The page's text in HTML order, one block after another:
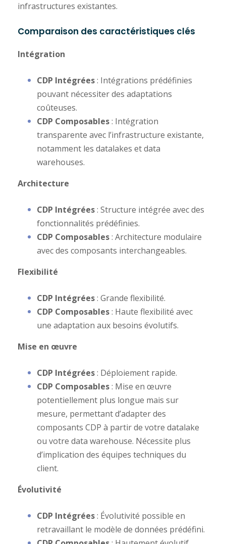
infrastructures existantes.
Comparaison des caractéristiques clés
Intégration
CDP Intégrées: Intégrations prédéfinies
pouvant nécessiter des adaptations
coûteuses.
CDP Composables: Intégration
transparente avec l’infrastructure existante,
notamment les datalakes et data
warehouses.
Architecture
CDP Intégrées: Structure intégrée avec des
fonctionnalités prédéfinies.
CDP Composables: Architecture modulaire
avec des composants interchangeables.
Flexibilité
CDP Intégrées: Grande flexibilité.
CDP Composables: Haute flexibilité avec
une adaptation aux besoins évolutifs.
Mise en œuvre
CDP Intégrées: Déploiement rapide.
CDP Composables: Mise en œuvre
potentiellement plus longue mais sur
mesure, permettant d’adapter des
composants CDP à partir de votre datalake
ou votre data warehouse. Nécessite plus
d’implication des équipes techniques du
client.
Évolutivité
CDP Intégrées: Évolutivité possible en
retravaillant le modèle de données prédéfini.